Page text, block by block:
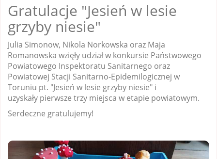
Gratulacje "Jesień w lesie
grzyby niesie"
Julia Simonow, Nikola Norkowska oraz Maja
Romanowska wzięły udział w konkursie Państwowego
Powiatowego Inspektoratu Sanitarnego oraz
Powiatowej Stacji Sanitarno-Epidemilogicznej w
Toruniu pt. "Jesień w lesie grzyby niesie" i
uzyskały pierwsze trzy miejsca w etapie powiatowym.
Serdeczne gratulujemy!